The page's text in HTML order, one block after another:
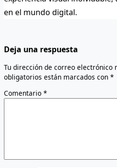
en el mundo digital.
Deja una respuesta
Tu dirección de correo electrónico
obligatorios están marcados con *
Comentario *